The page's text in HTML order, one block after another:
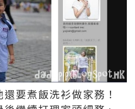
要煮飯洗衫做家務！